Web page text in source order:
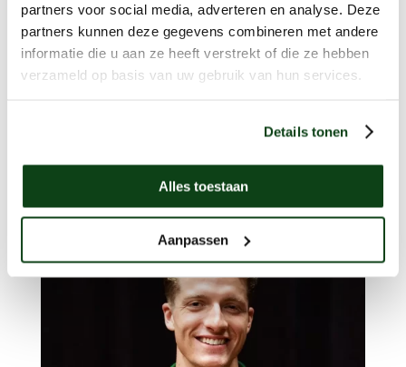
partners voor social media, adverteren en analyse. Deze
partners kunnen deze gegevens combineren met andere
informatie die u aan ze heeft verstrekt of die ze hebben
verzameld op basis van uw gebruik van hun services.
Details tonen
Alles toestaan
Aanpassen